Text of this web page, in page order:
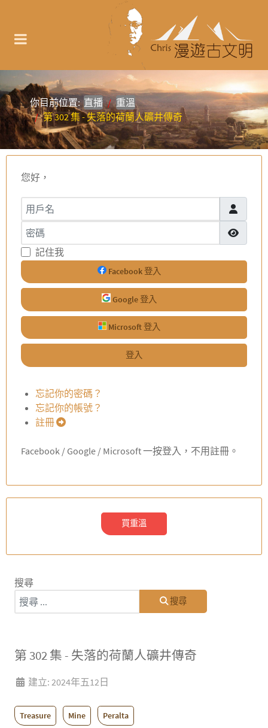
你目前位置:直播
重溫
第 302 集 - 失落的荷蘭人礦井傳奇
您好，
用戶名
密碼
顯示密碼
記住我
Facebook 登入
Google 登入
Microsoft 登入
登入
忘記你的密碼？
忘記你的帳號？
註冊
Facebook / Google / Microsoft 一按登入，不用註冊。
買重溫
搜尋
搜尋
第 302 集 - 失落的荷蘭人礦井傳奇
建立: 2024年五12日
Treasure Mine Peralta